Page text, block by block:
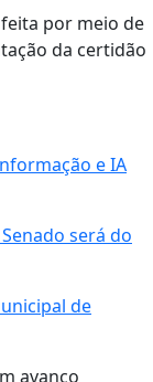
por meio de
da certidão
e IA
será do
de
avanço